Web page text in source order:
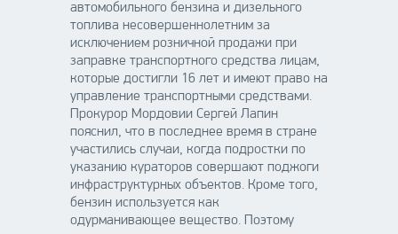
автомобильного бензина и дизельного
топлива несовершеннолетним за
исключением розничной продажи при
заправке транспортного средства лицам,
которые достигли 16 лет и имеют право на
управление транспортными средствами.
Прокурор Мордовии Сергей Лапин
пояснил, что в последнее время в стране
участились случаи, когда подростки по
указанию кураторов совершают поджоги
инфраструктурных объектов. Кроме того,
бензин используется как
одурманивающее вещество. Поэтому